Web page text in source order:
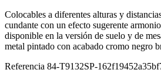
Colocables a diferentes alturas y
cundante con un efecto sugerente
disponible en la versión de suelo y de
metal pintado con acabado cromo negro
Referencia 84-T9132SP-